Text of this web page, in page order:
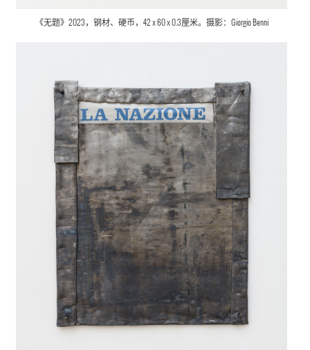
《无题》2023，钢材、硬币，42 x 60 x 0.3厘米。摄影：Giorgio Benni